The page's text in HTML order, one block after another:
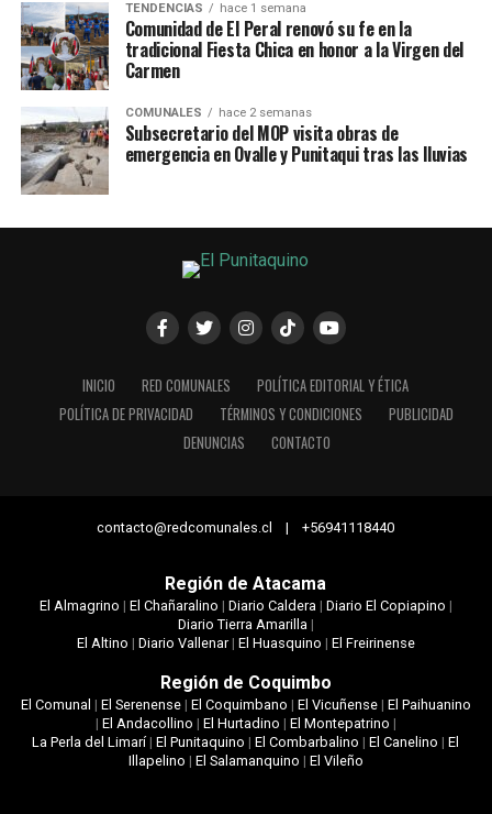
TENDENCIAS hace 1 semana
Comunidad de El Peral renovó su fe en la
tradicional Fiesta Chica en honor a la Virgen del
Carmen
COMUNALES hace 2 semanas
Subsecretario del MOP visita obras de
emergencia en Ovalle y Punitaqui tras las lluvias
INICIO RED COMUNALES
POLÍTICA EDITORIAL Y ÉTICA
POLÍTICA DE PRIVACIDAD
TÉRMINOS Y CONDICIONES
PUBLICIDAD
DENUNCIAS
CONTACTO
contacto@redcomunales.cl | +56941118440
Región de Atacama
El Almagrino | El Chañaralino | Diario Caldera| Diario El Copiapino |
Diario Tierra Amarilla|
El Altino | Diario Vallenar| El Huasquino | El Freirinense
Región de Coquimbo
El Comunal | El Serenense| El Coquimbano | El Vicuñense| El Paihuanino
| El Andacollino | El Hurtadino | El Montepatrino |
La Perla del Limarí|El Punitaquino |El Combarbalino |El Canelino |El
Illapelino | El Salamanquino | El Vileño